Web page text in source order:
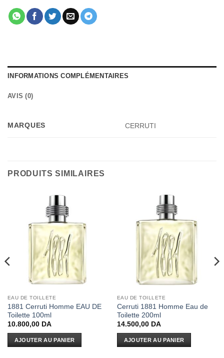
INFORMATIONS COMPLÉMENTAIRES
AVIS (0)
MARQUES CERRUTI
PRODUITS SIMILAIRES
EAU DE TOILLETE
1881 Cerruti Homme EAU DE
Toilette 100ml
10.800,00 DA
AJOUTER AU PANIER
EAU DE TOILLETE
Cerruti 1881 Homme Eau de
Toilette 200ml
14.500,00 DA
AJOUTER AU PANIER